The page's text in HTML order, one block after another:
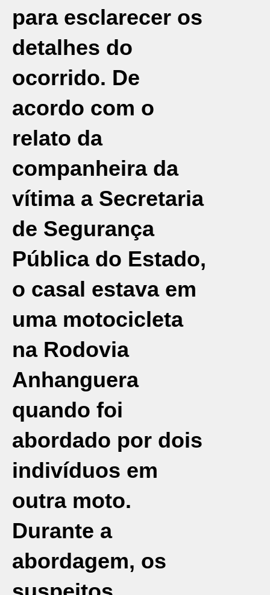
para esclarecer os
detalhes do
ocorrido. De
acordo com o
relato da
companheira da
vítima a Secretaria
de Segurança
Pública do Estado,
o casal estava em
uma motocicleta
na Rodovia
Anhanguera
quando foi
abordado por dois
indivíduos em
outra moto.
Durante a
abordagem, os